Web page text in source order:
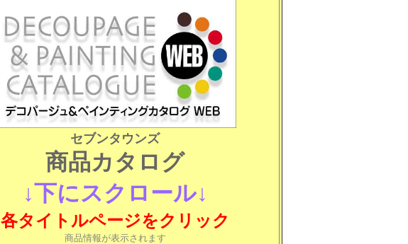
セブンタウンズ
商品カタログ
↓下にスクロール↓
各タイトルページをクリック
商品情報が表示されます